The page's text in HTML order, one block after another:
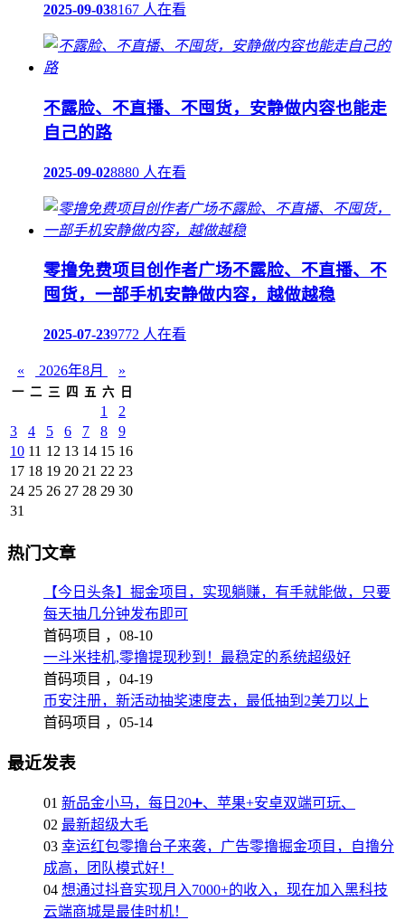
2025-09-038167 人在看
不露脸、不直播、不囤货，安静做内容也能走
自己的路
2025-09-028880 人在看
零撸免费项目创作者广场不露脸、不直播、不
囤货，一部手机安静做内容，越做越稳
2025-07-239772 人在看
« 2026年8月 »
一 二 三 四 五 六 日
1
2
3
4 5 6 7 8
9
10 11 12 13 14 15 16
17 18 19 20 21 22 23
24 25 26 27 28 29 30
31
热门文章
【今日头条】掘金项目，实现躺赚，有手就能做，只要
每天抽几分钟发布即可
首码项目 ， 08-10
一斗米挂机,零撸提现秒到！最稳定的系统超级好
首码项目 ， 04-19
币安注册，新活动抽奖速度去，最低抽到2美刀以上
首码项目 ， 05-14
最近发表
01 新品金小马，每日20➕、苹果+安卓双端可玩、
02 最新超级大毛
03 幸运红包零撸台子来袭，广告零撸掘金项目，自撸分
成高，团队模式好！
04 想通过抖音实现月入7000+的收入，现在加入黑科技
云端商城是最佳时机！